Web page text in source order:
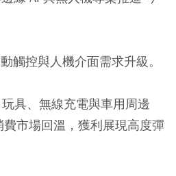
觸控與人機介面需求升級。
具、無線充電與車用周邊
市場回溫，獲利展現高度彈